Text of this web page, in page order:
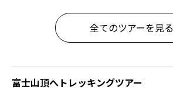
全てのツアーを見る
富士山頂へトレッキングツアー